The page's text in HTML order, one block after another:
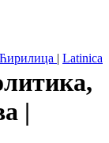
| Latinica
|